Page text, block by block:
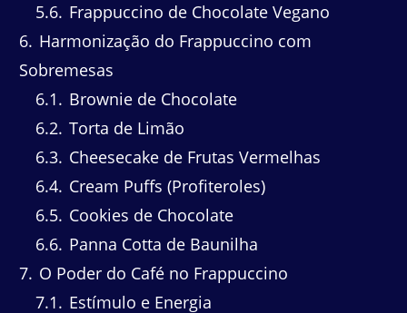
5.6 Frappuccino de Chocolate Vegano
6 Harmonização do Frappuccino com
Sobremesas
6.1
Brownie de Chocolate
6.2 Torta de Limão
6.3 Cheesecake de Frutas Vermelhas
6.4 Cream Puffs (Profiteroles)
6.5 Cookies de Chocolate
6.6 Panna Cotta de Baunilha
7 O Poder do Café no Frappuccino
7.1
Estímulo e Energia